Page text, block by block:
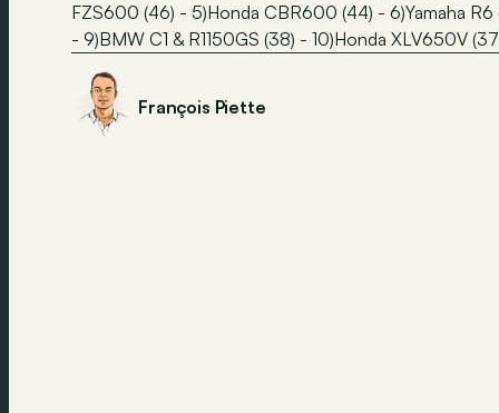
FZS600 (46) - 5)Honda CBR600 (44) - 6)Yamaha
- 9)BMW C1 & R1150GS (38) - 10)Honda XLV650V
François Piette